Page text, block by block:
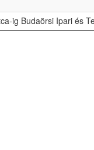
ig Budaörsi Ipari és